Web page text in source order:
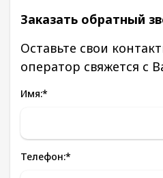
Заказать обратный
Оставьте свои
оператор свяжется с
Имя:*
Телефон:*